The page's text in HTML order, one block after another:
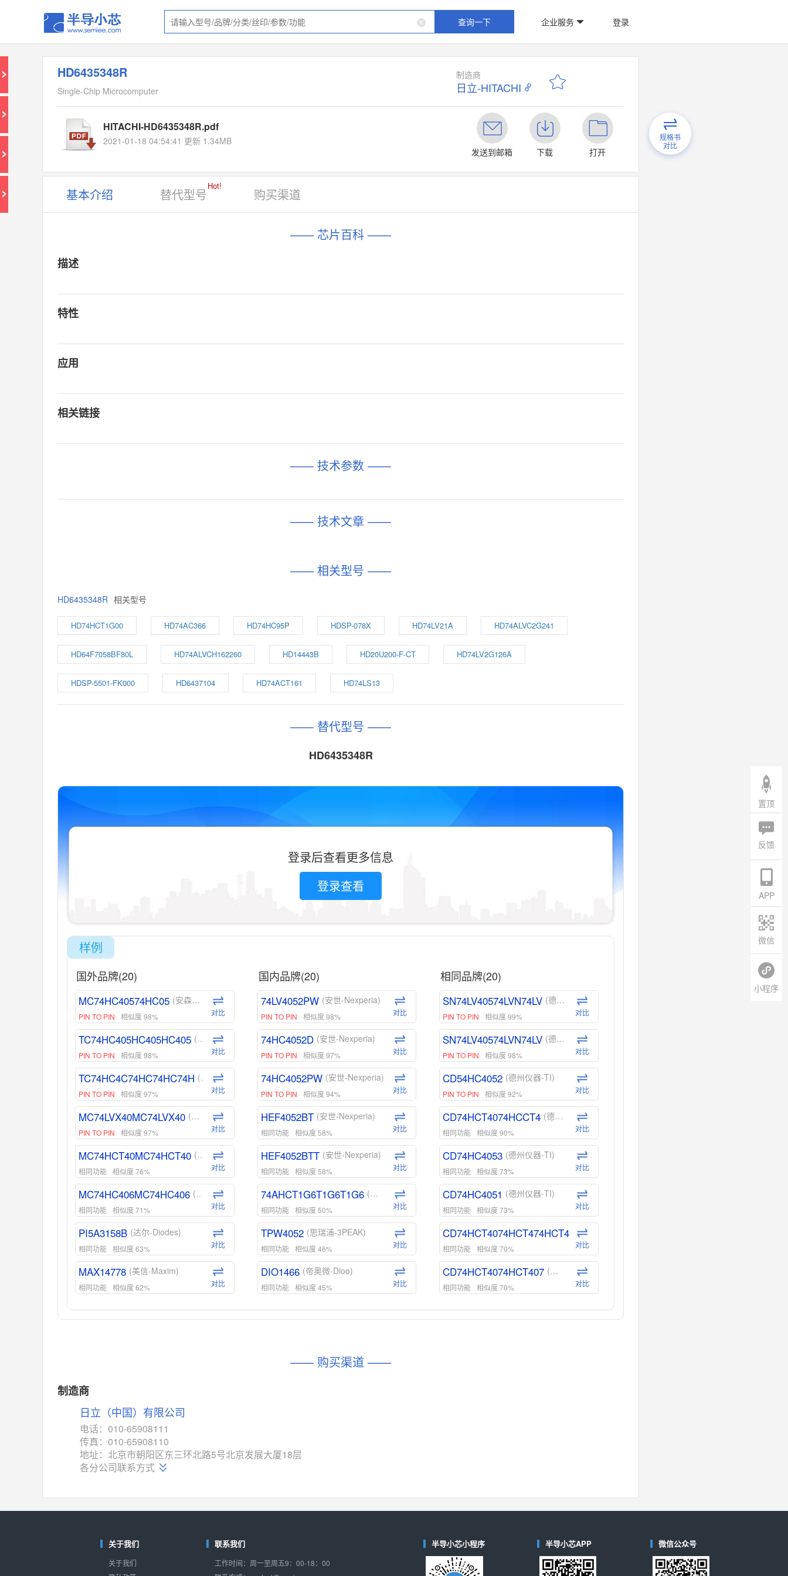
查询一下 企业服务 登录
HD6435348R
Single-Chip Microcomputer
制造商
日立-HITACHI
HITACHI-HD6435348R.pdf
2021-01-18 04:54:41 更新 1.34MB
发送到邮箱
下载 打开
规格书
对比
基本介绍 替代型号
Hot!
购买渠道
—— 芯片百科 ——
描述
特性
应用
相关链接
—— 技术参数 ——
—— 技术文章 ——
—— 相关型号 ——
HD6435348R 相关型号
HD74HCT1G00 HD74AC366 HD74HC95P HDSP-078X HD74LV21A HD74ALVC2G241
HD64F7058BF80L HD74ALVCH162260 HD14443B HD20U200-F-CT HD74LV2G126A
HDSP-5501-FK000 HD6437104 HD74ACT161 HD74LS13
—— 替代型号 ——
HD6435348R
登录后查看更多信息
登录查看
样例
国外品牌(20)
MC74HC40574HC05 (安森美-ON)
PIN TO PIN 相似度 98% 对比
TC74HC405HC405HC405 (东芝-Toshiba)
PIN TO PIN 相似度 98% 对比
TC74HC4C74HC74HC74H (东芝-Toshiba)
PIN TO PIN 相似度 97% 对比
MC74LVX40MC74LVX40 (安森美-ON)
PIN TO PIN 相似度 97% 对比
MC74HCT40MC74HCT40 (安森美-ON)
相同功能 相似度 76% 对比
MC74HC406MC74HC406 (安森美-ON)
相同功能 相似度 71% 对比
PI5A3158B (达尔-Diodes)
相同功能 相似度 63% 对比
MAX14778 (美信-Maxim)
相同功能 相似度 62% 对比
ADG1439 (亚德诺-ADI)
对比
MAX14760
M74HC4852 (意法-ST)
相同功能 相似度 52%
TC4052BF (东芝-Toshiba)
ISL54233 (瑞萨-Renesas)
相似度 49%
国内品牌(20)
74LV4052PW (安世-Nexperia)
PIN TO PIN 相似度 98% 对比
74HC4052D (安世-Nexperia)
PIN TO PIN 相似度 97% 对比
74HC4052PW (安世-Nexperia)
PIN TO PIN 相似度 94% 对比
HEF4052BT (安世-Nexperia)
相同功能 相似度 58% 对比
HEF4052BTT (安世-Nexperia)
相同功能 相似度 58% 对比
74AHCT1G6T1G6T1G6 (安世-Nexperia)
相同功能 相似度 50% 对比
TPW4052 (思瑞浦-3PEAK)
相同功能 相似度 46% 对比
DIO1466 (帝奥微-Dioo)
相同功能 相似度 45% 对比
DIO1159 (帝奥微-Dioo)
对比
相似度 44%
相同功能
相同品牌(20)
SN74LV40574LVN74LV (德州仪器-TI)
PIN TO PIN 相似度 99% 对比
SN74LV40574LVN74LV (德州仪器-TI)
PIN TO PIN 相似度 98% 对比
CD54HC4052 (德州仪器-TI)
PIN TO PIN 相似度 92% 对比
CD74HCT4074HCCT4 (德州仪器-TI)
相同功能 相似度 90% 对比
CD74HC4053 (德州仪器-TI)
相同功能 相似度 73% 对比
CD74HC4051 (德州仪器-TI)
相同功能 相似度 73% 对比
CD74HCT4074HCT474HCT4 (德州仪器-TI)
相同功能 相似度 70% 对比
CD74HCT4074HCT407 (德州仪器-TI)
相同功能 相似度 70% 对比
CD74HCT4D74HDCT40 (德州仪器-TI)
对比
—— 购买渠道 ——
制造商
日立（中国）有限公司
电话：010-65908111
传真：010-65908110
地址：北京市朝阳区东三环北路5号北京发展大厦18层
各分公司联系方式
关于我们
关于我们
联系我们
工作时间：周一至周五9：00-18：00
半导小芯小程序 半导小芯APP 微信公众号
置顶
反馈
APP
微信
小程序